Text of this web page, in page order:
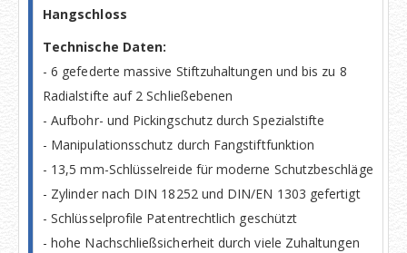
Hangschloss
Technische Daten:
- 6 gefederte massive Stiftzuhaltungen und bis zu 8
Radialstifte auf 2 Schließebenen
- Aufbohr- und Pickingschutz durch Spezialstifte
- Manipulationsschutz durch Fangstiftfunktion
- 13,5 mm-Schlüsselreide für moderne Schutzbeschläge
- Zylinder nach DIN 18252 und DIN/EN 1303 gefertigt
- Schlüsselprofile Patentrechtlich geschützt
- hohe Nachschließsicherheit durch viele Zuhaltungen